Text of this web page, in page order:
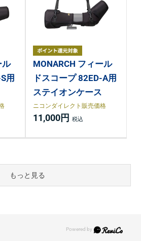
ル
用
MONARCH フィール
ドスコープ 82ED-A用
ステイオンケース
ニコンダイレクト販売価格
11,000円
もっと見る